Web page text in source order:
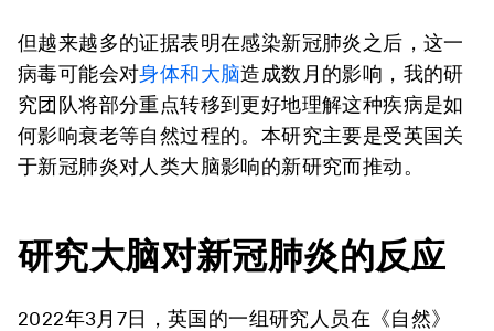
但越来越多的证据表明在感染新冠肺炎之后，这一
病毒可能会对身体和大脑造成数月的影响，我的研
究团队将部分重点转移到更好地理解这种疾病是如
何影响衰老等自然过程的。本研究主要是受英国关
于新冠肺炎对人类大脑影响的新研究而推动。
研究大脑对新冠肺炎的反应
2022年3月7日，英国的一组研究人员在《自然》